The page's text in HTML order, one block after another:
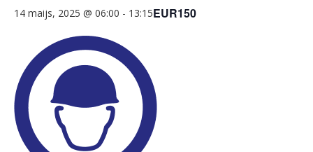
14 maijs, 2025 @ 06:00 - 13:15EUR150